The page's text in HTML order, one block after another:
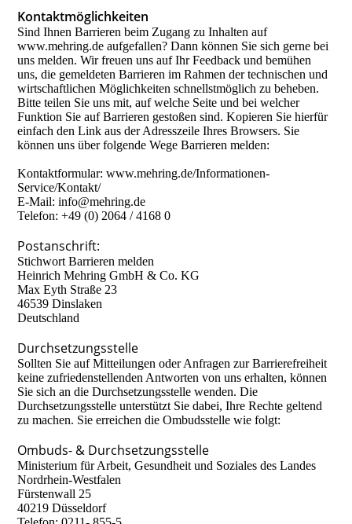
Kontaktmöglichkeiten
Sind Ihnen Barrieren beim Zugang zu Inhalten auf
www.mehring.de aufgefallen? Dann können Sie sich gerne bei
uns melden. Wir freuen uns auf Ihr Feedback und bemühen
uns, die gemeldeten Barrieren im Rahmen der technischen und
wirtschaftlichen Möglichkeiten schnellstmöglich zu beheben.
Bitte teilen Sie uns mit, auf welche Seite und bei welcher
Funktion Sie auf Barrieren gestoßen sind. Kopieren Sie hierfür
einfach den Link aus der Adresszeile Ihres Browsers. Sie
können uns über folgende Wege Barrieren melden:
Kontaktformular: www.mehring.de/Informationen-
Service/Kontakt/
E-Mail: info@mehring.de
Telefon: +49 (0) 2064 / 4168 0
Postanschrift:
Stichwort Barrieren melden
Heinrich Mehring GmbH & Co. KG
Max Eyth Straße 23
46539 Dinslaken
Deutschland
Durchsetzungsstelle
Sollten Sie auf Mitteilungen oder Anfragen zur Barrierefreiheit
keine zufriedenstellenden Antworten von uns erhalten, können
Sie sich an die Durchsetzungsstelle wenden. Die
Durchsetzungsstelle unterstützt Sie dabei, Ihre Rechte geltend
zu machen. Sie erreichen die Ombudsstelle wie folgt:
Ombuds- & Durchsetzungsstelle
Ministerium für Arbeit, Gesundheit und Soziales des Landes
Nordrhein-Westfalen
Fürstenwall 25
40219 Düsseldorf